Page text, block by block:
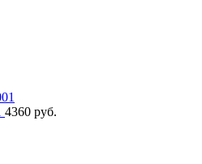
4360 руб.